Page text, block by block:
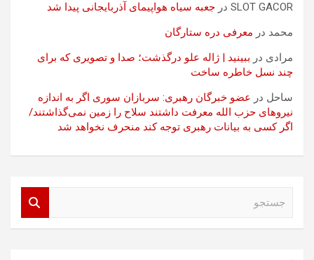
SLOT GACOR در جعبه سیاه هواپیمای آذربایجانی پیدا شد
محمد در معرفی دره ستارگان
مرادی در ببینید | ژاله علو درگذشت؛ صدا و تصویری که برای
چند نسل خاطره ساخت
ساحل در عضو خبرگان رهبری: سربازان سوری اگر به اندازه
نیروهای حزب الله معرفت داشتند سلاح را زمین نمی‌گذاشتند/
اگر کسی به بیانات رهبری توجه کند منحرف نخواهد شد